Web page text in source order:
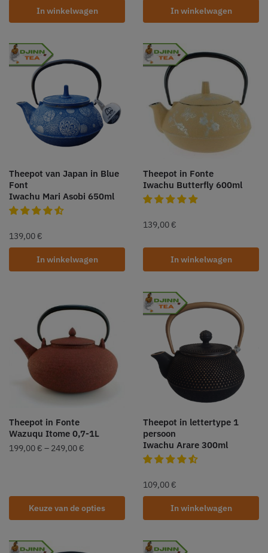
In winkelwagen In winkelwagen
Theepot van Japan in Blue
Font
Iwachu Mari Asobi 650ml
139,00 €
In winkelwagen
Theepot in Fonte
Iwachu Butterfly 600ml
139,00 €
In winkelwagen
Theepot in Fonte
Wazuqu Itome 0,7-1L
199,00 € – 249,00 €
Keuze van de opties
Theepot in lettertype 1
persoon
Iwachu Arare 300ml
109,00 €
In winkelwagen